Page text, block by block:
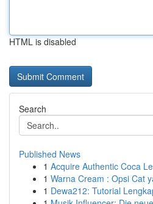
HTML is disabled
Search
Published News
1 Acquire Authentic Coca
1 Warna Cream : Opsi Cat
1 Dewa212: Tutorial